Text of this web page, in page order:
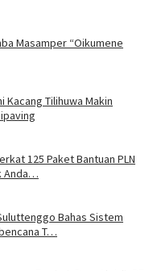
Masamper “Oikumene
Kacang Tilihuwa Makin
125 Paket Bantuan PLN
Anda…
Bahas Sistem
T…